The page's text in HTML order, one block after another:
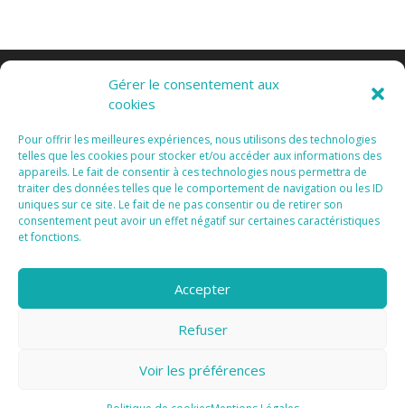
Gérer le consentement aux
cookies
Pour offrir les meilleures expériences, nous utilisons des technologies
telles que les cookies pour stocker et/ou accéder aux informations des
appareils. Le fait de consentir à ces technologies nous permettra de
traiter des données telles que le comportement de navigation ou les ID
uniques sur ce site. Le fait de ne pas consentir ou de retirer son
consentement peut avoir un effet négatif sur certaines caractéristiques
et fonctions.
Accepter
Refuser
Voir les préférences
Tous Droits Réservés 2015 IMentions Légales I
Vanda Cipriano
utiliser ce site Web, vous acceptez leur utilisation.
Pour en savoir plus, notamment sur la façon de contrôler les